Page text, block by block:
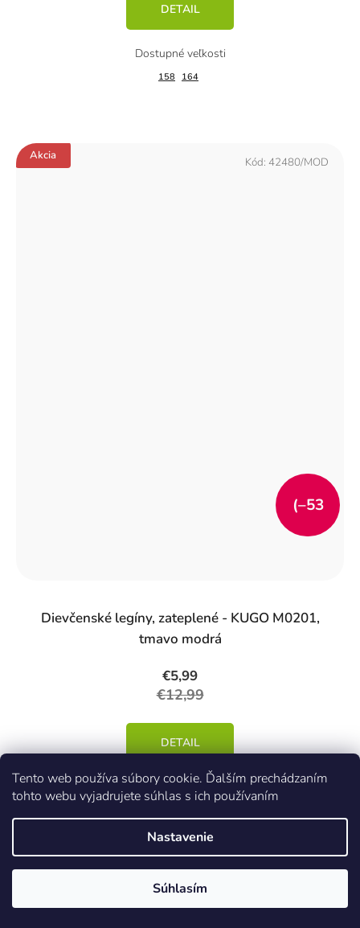
Tento web používa súbory cookie. Ďalším prechádzaním
tohto webu vyjadrujete súhlas s ich používaním
Nastavenie
Súhlasím
DETAIL
158 164
Akcia
Dievčenské legíny, zateplené - KUGO M0201,
tmavo modrá
€5,99
€12,99
(–53
DETAIL
Kód: 42480/MOD